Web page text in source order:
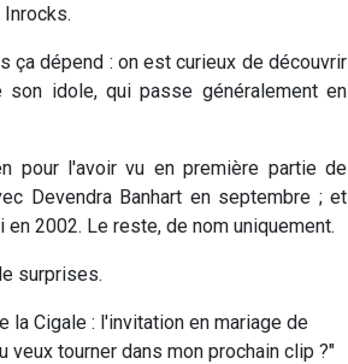
ça dépend : on est curieux de découvrir
idole, qui passe généralement en
pour l'avoir vu en première partie de
Devendra Banhart en septembre ; et
2002. Le reste, de nom uniquement.
surprises.
la Cigale : l'invitation en mariage de
veux tourner dans mon prochain clip ?"